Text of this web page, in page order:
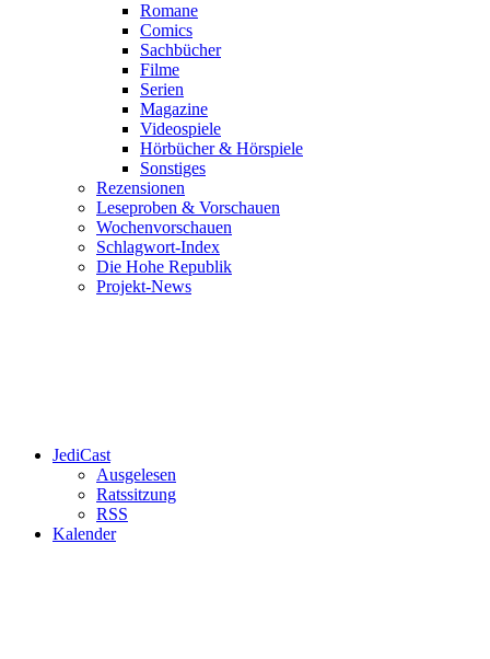
Romane
Comics
Sachbücher
Filme
Serien
Magazine
Videospiele
Hörbücher & Hörspiele
Sonstiges
Rezensionen
Leseproben & Vorschauen
Wochenvorschauen
Schlagwort-Index
Die Hohe Republik
Projekt-News
JediCast
Ausgelesen
Ratssitzung
RSS
Kalender